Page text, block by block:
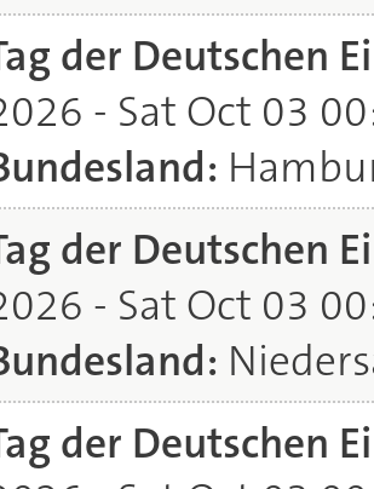
der Deutschen
- Sat Oct 03
der Deutschen
- Sat Oct 03
der Deutschen